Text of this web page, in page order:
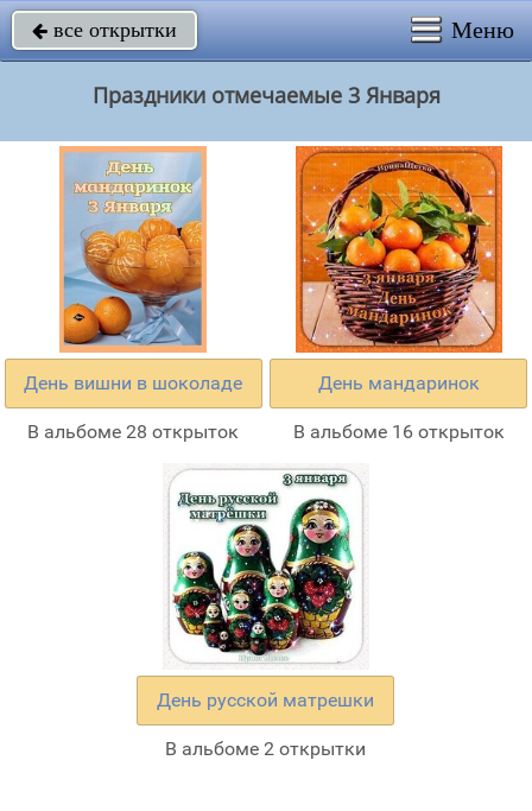
 все открытки Меню
Праздники отмечаемые 3 Января
День вишни в шоколаде
В альбоме 28 открыток
День мандаринок
В альбоме 16 открыток
День русской матрешки
В альбоме 2 открытки